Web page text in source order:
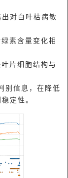
对白叶枯病敏
素含量变化相
片细胞结构与
别信息，在降低
定性。